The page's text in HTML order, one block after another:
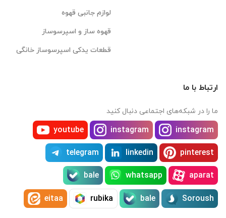
لوازم جانبی قهوه
قهوه ساز و اسپرسوساز
قطعات یدکی اسپرسوساز خانگی
ارتباط با ما
ما را در شبکه‌های اجتماعی دنبال کنید
instagram
instagram
youtube
pinterest
linkedin
telegram
aparat
whatsapp
bale
Soroush
bale
rubika
eitaa